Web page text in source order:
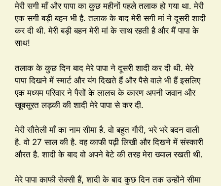
मेरी सगी माँ और पापा का कुछ महीनों पहले तलाक हो गया था. मेरी
एक सगी बड़ी बहन भी है. तलाक के बाद मेरी सगी मां ने दूसरी शादी
कर दी थी. मेरी बड़ी बहन मेरी मां के साथ रहती है और मैं पापा के
साथ!
तलाक के कुछ दिन बाद मेरे पापा ने दूसरी शादी कर दी थी. मेरे
पापा दिखने में स्मार्ट और यंग दिखते हैं और पैसे वाले भी हैं इसलिए
एक मध्यम परिवार ने पैसों के लालच के कारण अपनी जवान और
खूबसूरत लड़की की शादी मेरे पापा से कर दी.
मेरी सौतेली माँ का नाम सीमा है. वो बहुत गौरी, भरे भरे बदन वाली
है. वो 27 साल की है. वह काफी पढ़ी लिखी और दिखने में संस्कारी
औरत है. शादी के बाद वो अपने बेटे की तरह मेरा ख्याल रखती थी.
मेरे पापा काफी सेक्सी हैं, शादी के बाद कुछ दिन तक उन्होंने सीमा